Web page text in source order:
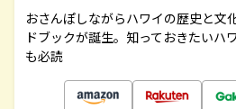
おさんぽしながらハワイの歴史と文
ドブックが誕生。知っておきたいハ
も必読